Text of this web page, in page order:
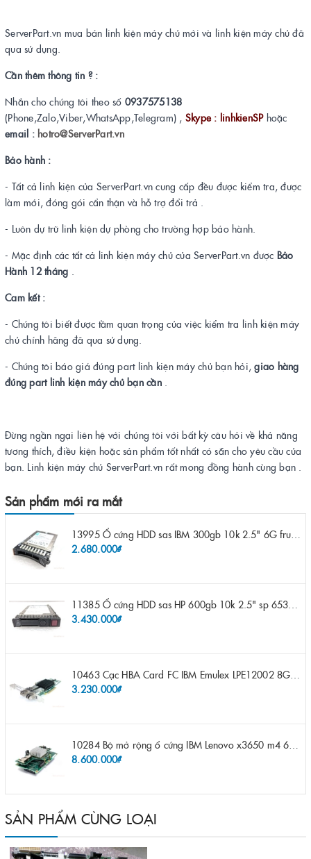
ServerPart.vn mua bán linh kiện máy chủ mới và linh kiện máy chủ đã
qua sử dụng.
Cần thêm thông tin ? :
Nhắn cho chúng tôi theo số 0937575138
(Phone,Zalo,Viber,WhatsApp,Telegram) , Skype : linhkienSPhoặc
email : hotro@ServerPart.vn
Bảo hành :
- Tất cả linh kiện của ServerPart.vn cung cấp đều được kiểm tra, được
làm mới, đóng gói cẩn thận và hỗ trợ đổi trả .
- Luôn dự trữ linh kiện dự phòng cho trường hợp bảo hành.
- Mặc định các tất cả linh kiện máy chủ của ServerPart.vn được Bảo
Hành 12 tháng .
Cam kết :
- Chúng tôi biết được tầm quan trọng của việc kiểm tra linh kiện máy
chủ chính hãng đã qua sử dụng.
- Chúng tôi báo giá đúng part linh kiện máy chủ bạn hỏi,giao hàng
đúng part linh kiện máy chủ bạn cần.
Đừng ngần ngại liên hệ với chúng tôi với bất kỳ câu hỏi về khả năng
tương thích, điều kiện hoặc sản phẩm tốt nhất có sẵn cho yêu cầu của
bạn. Linh kiện máy chủ ServerPart.vn rất mong đồng hành cùng bạn .
Sản phẩm mới ra mắt
13995 Ổ cứng HDD sas IBM 300gb 10k 2.5" 6G fru 44W2265 opt 44W2264 pn 44W2268 ST9300503SS
2.680.000₫
11385 Ổ cứng HDD sas HP 600gb 10k 2.5" sp 653957-001 pn 619286-003 pn 641552-003 pn 689287-003 652583-B21
3.430.000₫
10463 Cạc HBA Card FC IBM Emulex LPE12002 8Gb 2 port FC SFP fru 42D0500 pn 42D0496 opt 42D0494 LPE12002
3.230.000₫
10284 Bộ mở rộng ổ cứng IBM Lenovo x3650 m4 69Y5319 8x 2.5" HS HDD Assembly Kit with Expander
8.600.000₫
SẢN PHẨM CÙNG LOẠI